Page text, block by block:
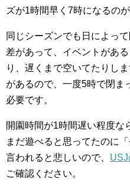
ズが1時間早く7時になるのが
同じシーズンでも日によっ
差があって、イベントがあ
り、遅くまで空いてたりし
があるので、一度5時で閉ま
必要です。
開園時間が1時間遅い程度な
まだ遊べると思ってたのに
言われると悲しいので、 USJ
ご確認ください。